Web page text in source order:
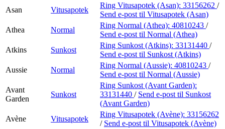
Asan
Vitusapotek
Ring Vitusapotek (Asan): 33156262 /
Send e-post til Vitusapotek (Asan)
Athea
Normal
Ring Normal (Athea): 40810243 /
Send e-post til Normal (Athea)
Atkins
Sunkost
Ring Sunkost (Atkins): 33131440 /
Send e-post til Sunkost (Atkins)
Aussie
Normal
Ring Normal (Aussie): 40810243 /
Send e-post til Normal (Aussie)
Avant
Garden
Sunkost
Ring Sunkost (Avant Garden):
33131440 / Send e-post til Sunkost
(Avant Garden)
Avène
Vitusapotek
Ring Vitusapotek (Avène): 33156262
/ Send e-post til Vitusapotek (Avène)